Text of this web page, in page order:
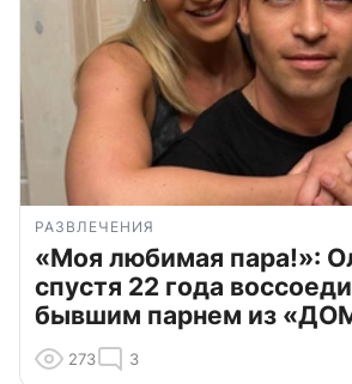
РАЗВЛЕЧЕНИЯ
«Моя любимая пара!»:
спустя 22 года
бывшим парнем из
273 3